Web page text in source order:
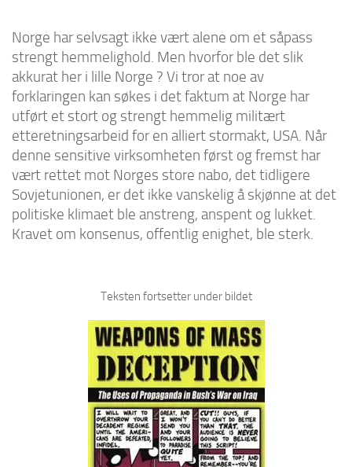
Norge har selvsagt ikke vært alene om et såpass
strengt hemmelighold. Men hvorfor ble det slik
akkurat her i lille Norge ? Vi tror at noe av
forklaringen kan søkes i det faktum at Norge har
utført et stort og strengt hemmelig militært
etteretningsarbeid for en alliert stormakt, USA. Når
denne sensitive virksomheten først og fremst har
vært rettet mot Norges store nabo, det tidligere
Sovjetunionen, er det ikke vanskelig å skjønne at det
politiske klimaet ble anstreng, anspent og lukket.
Kravet om konsenus, offentlig enighet, ble sterk.
Teksten fortsetter under bildet